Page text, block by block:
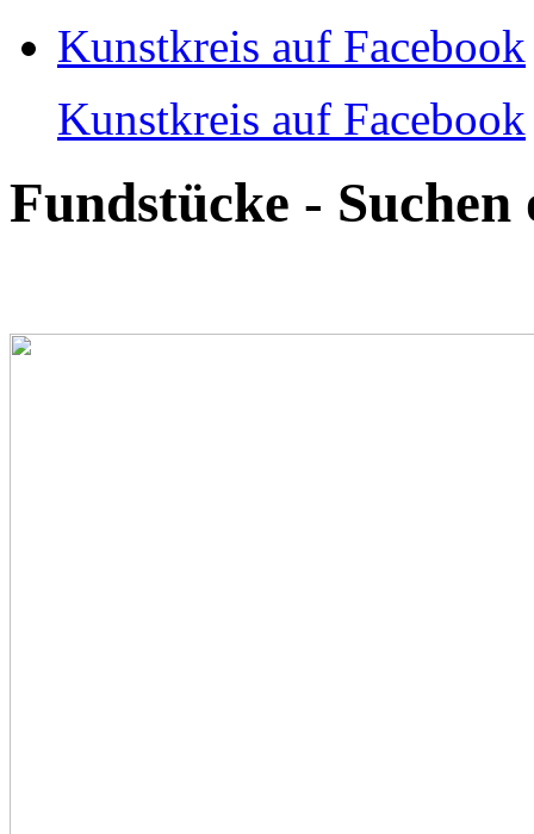
Kunstkreis auf Facebook
Kunstkreis auf Facebook
Fundstücke -